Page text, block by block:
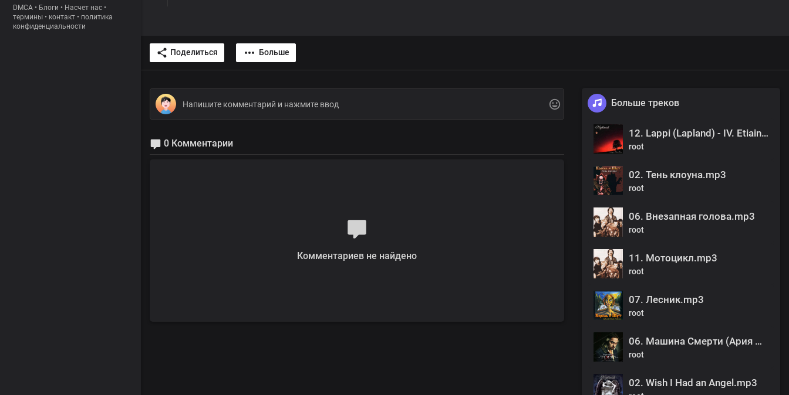
DMCA • Блоги • Насчет нас •
термины • контакт • политика
конфиденциальности
Поделиться Больше
0 Комментарии
Комментариев не найдено
Больше треков
12. Lappi (Lapland) - IV. Etiainen.mp3
root
02. Тень клоуна.mp3
root
06. Внезапная голова.mp3
root
11. Мотоцикл.mp3
root
07. Лесник.mp3
root
06. Машина Смерти (Ария Ловетт и Мясника).mp3
root
02. Wish I Had an Angel.mp3